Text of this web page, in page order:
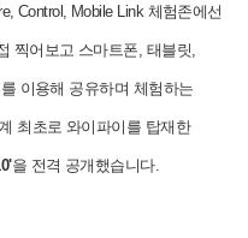
Control, Mobile Link 체험존에선
찍어보고 스마트폰, 태블릿,
이용해 공유하며 체험하는
최초로 와이파이를 탑재한
을 전격 공개했습니다.